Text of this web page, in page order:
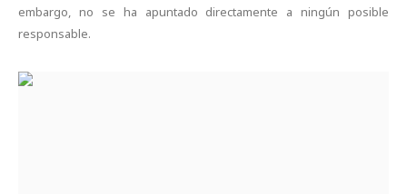
embargo, no se ha apuntado directamente a ningún posible
responsable.